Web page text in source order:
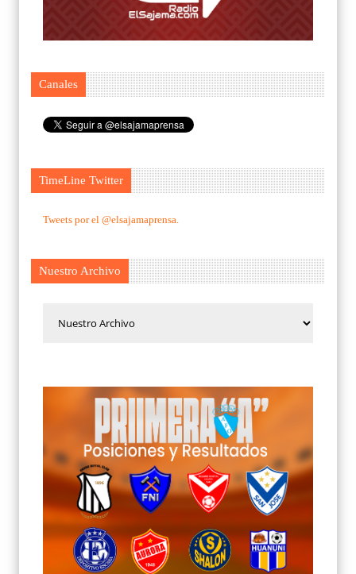
Canales
TimeLine Twitter
Tweets por el @elsajamaprensa.
Nuestro Archivo